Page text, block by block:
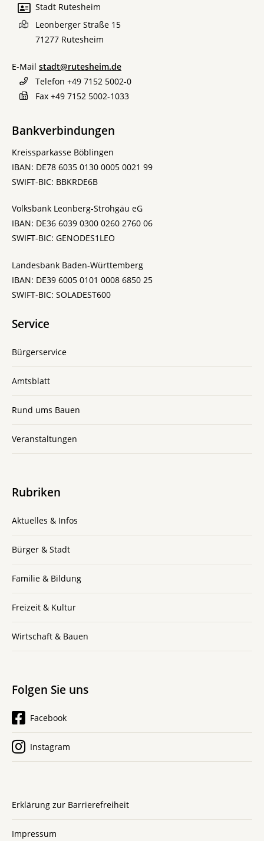
Stadt Rutesheim
Leonberger Straße 15
71277 Rutesheim
E-Mail stadt@rutesheim.de
Telefon +49 7152 5002-0
Fax +49 7152 5002-1033
Bankverbindungen
Kreissparkasse Böblingen
IBAN: DE78 6035 0130 0005 0021 99
SWIFT-BIC: BBKRDE6B
Volksbank Leonberg-Strohgäu eG
IBAN: DE36 6039 0300 0260 2760 06
SWIFT-BIC: GENODES1LEO
Landesbank Baden-Württemberg
IBAN: DE39 6005 0101 0008 6850 25
SWIFT-BIC: SOLADEST600
Service
Bürgerservice
Amtsblatt
Rund ums Bauen
Veranstaltungen
Rubriken
Aktuelles & Infos
Bürger & Stadt
Familie & Bildung
Freizeit & Kultur
Wirtschaft & Bauen
Folgen Sie uns
Facebook
Instagram
Erklärung zur Barrierefreiheit
Impressum